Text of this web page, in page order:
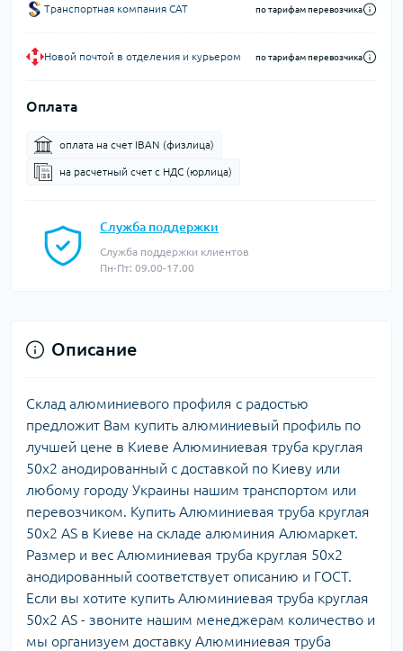
Транспортная компания CAT по тарифам перевозчика
Новой почтой в отделения и курьером по тарифам перевозчика
Оплата
оплата на счет IBAN (физлица)
на расчетный счет c НДС (юрлица)
Служба поддержки
Служба поддержки клиентов
Пн-Пт: 09.00-17.00
Описание
Склад алюминиевого профиля с радостью
предложит Вам купить алюминиевый профиль по
лучшей цене в Киеве Алюминиевая труба круглая
50х2 анодированный c доставкой по Киеву или
любому городу Украины нашим транспортом или
перевозчиком. Купить Алюминиевая труба круглая
50х2 AS в Киеве на складе алюминия Алюмаркет.
Размер и вес Алюминиевая труба круглая 50х2
анодированный cоответствует описанию и ГОСТ.
Если вы хотите купить Алюминиевая труба круглая
50х2 AS - звоните нашим менеджерам количество и
мы организуем доставку Алюминиевая труба